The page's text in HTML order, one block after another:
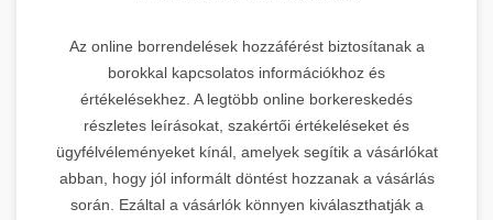
Az online borrendelések hozzáférést biztosítanak a
borokkal kapcsolatos információkhoz és
értékelésekhez. A legtöbb online borkereskedés
részletes leírásokat, szakértői értékeléseket és
ügyfélvéleményeket kínál, amelyek segítik a vásárlókat
abban, hogy jól informált döntést hozzanak a vásárlás
során. Ezáltal a vásárlók könnyen kiválaszthatják a